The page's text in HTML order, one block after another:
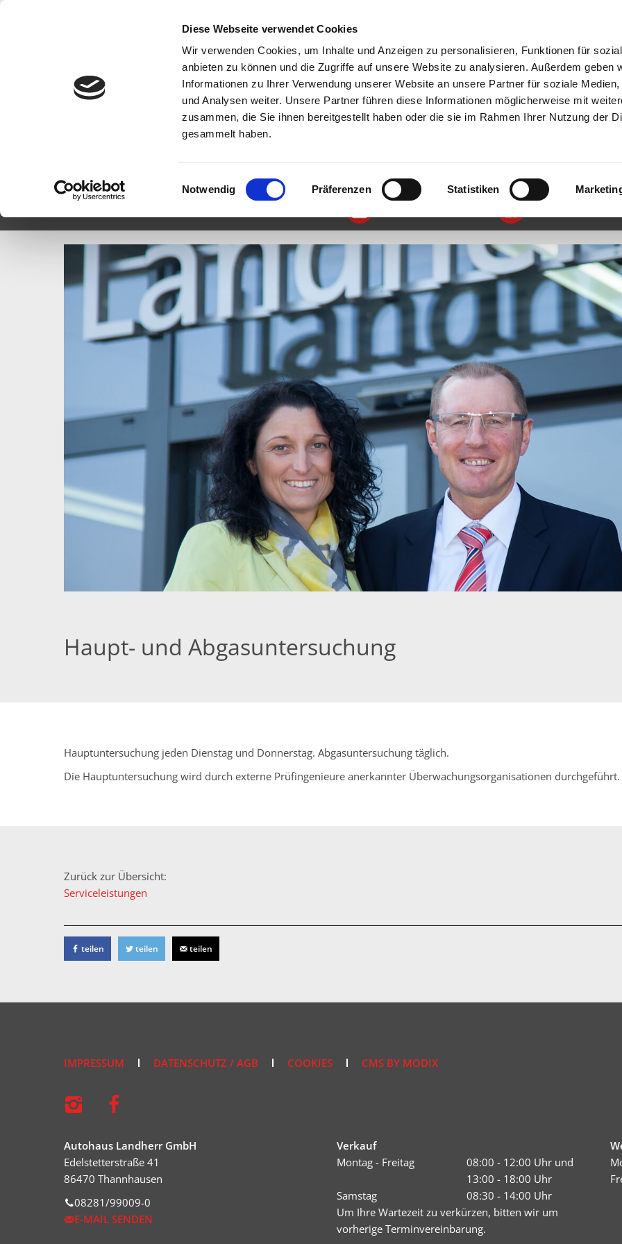
Diese Webseite verwendet Cookies
Wir verwenden Cookies, um Inhalte und Anzeigen zu personalisieren, Funktionen für
anbieten zu können und die Zugriffe auf unsere Website zu analysieren. Außerdem geben
Informationen zu Ihrer Verwendung unserer Website an unsere Partner für soziale Medien,
und Analysen weiter. Unsere Partner führen diese Informationen möglicherweise mit
zusammen, die Sie ihnen bereitgestellt haben oder die sie im Rahmen Ihrer Nutzung der
gesammelt haben.
Einwilligungsauswahl
Notwendig Präferenzen Statistiken
FAHRZEUGE WERKSTATT & SERVICE
Haupt- und Abgasuntersuchung
Hauptuntersuchung jeden Dienstag und Donnerstag. Abgasuntersuchung täglich.
Die Hauptuntersuchung wird durch externe Prüfingenieure anerkannter Überwachungsorganisationen durchgeführt.
Zurück zur Übersicht:
Serviceleistungen
teilen teilen teilen
IMPRESSUM DATENSCHUTZ / AGB COOKIES CMS BY MODIX
Autohaus Landherr GmbH
Edelstetterstraße 41
86470 Thannhausen
08281/99009-0
E-MAIL SENDEN
Verkauf
Montag - Freitag
08:00 - 12:00 Uhr und
13:00 - 18:00 Uhr
Samstag
08:30 - 14:00 Uhr
Um Ihre Wartezeit zu verkürzen, bitten wir um
vorherige Terminvereinbarung.